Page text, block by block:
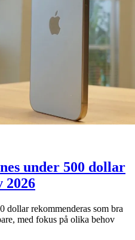
under 500 dollar
2026
dollar rekommenderas som bra
med fokus på olika behov